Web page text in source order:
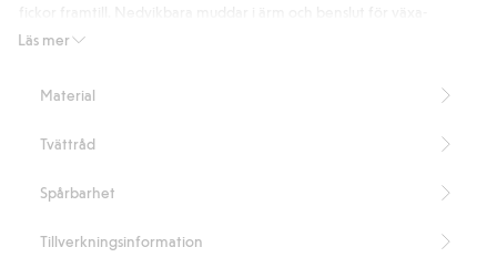
Läs mer
funktionen, så att din bebis ska kunna använda overallen längre.
Organic cotton- GOTS
Material
Tvättråd
Spårbarhet
Tillverkningsinformation